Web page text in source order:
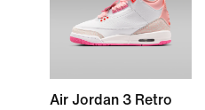
Air Jordan 3 Retro